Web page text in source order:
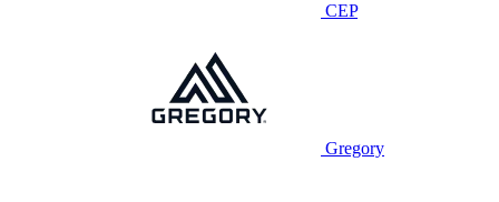
CEP
Gregory